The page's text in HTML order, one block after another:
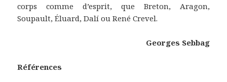
corps comme d’esprit, que Breton, Aragon,
Soupault, Éluard, Dalí ou René Crevel.
Georges Sebbag
Références